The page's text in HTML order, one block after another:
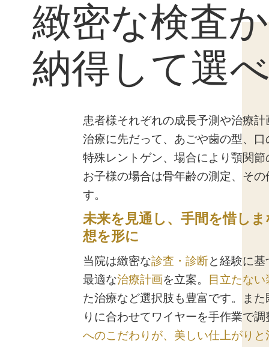
緻密な検査
納得して選
患者様それぞれの成長予測や治療
治療に先だって、あごや歯の型、
特殊レントゲン、場合により顎関
お子様の場合は骨年齢の測定、そ
す。
未来を見通し、手間を惜し
想を形に
当院は緻密な診査・診断と経験に
最適な治療計画を立案。
目立たな
た治療など選択肢も豊富です。ま
りに合わせてワイヤーを手作業で調
へのこだわりが、美しい仕上がり